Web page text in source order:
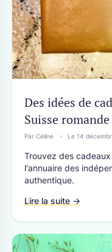
Des idées de
Suisse romande
Par Céline Le 14
Trouvez des
l'annuaire des
authentique.
Lire la suite →